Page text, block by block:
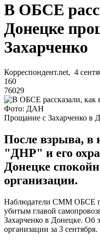
В ОБСЕ
Донецке
Захарченко
Корреспондент.net, 4
160
76029
Фото: ДАН
Прощание с Захарченко в
После взрыва, в
"ДНР" и его
Донецке
организации.
Наблюдатели СММ ОБСЕ
убитым главой
Захарченко в Донецке. Об
организации за 3 сентября.